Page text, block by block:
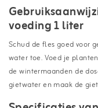
voeding 1 liter
Schud de fles goed voor
water toe. Voed je
de wintermaanden de
gietwater en maak de